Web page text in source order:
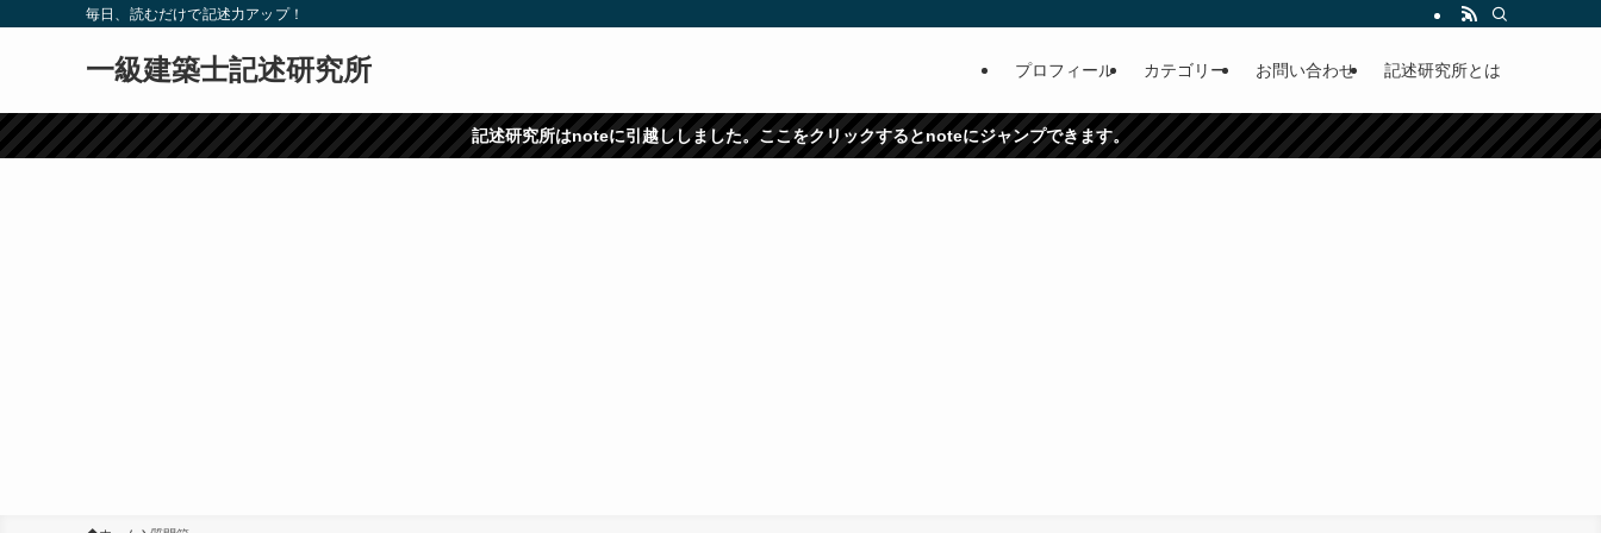
毎日、読むだけで記述力アップ！
一級建築士記述研究所 プロフィール カテゴリー お問い合わせ 記述研究所とは
記述研究所はnoteに引越ししました。ここをクリックするとnoteにジャンプできます。